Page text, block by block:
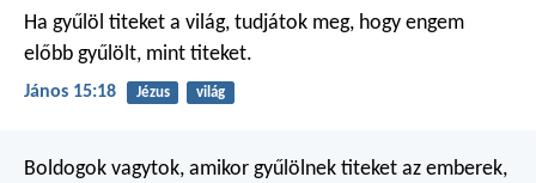
Ha gyűlöl titeket a világ, tudjátok meg, hogy engem
előbb gyűlölt, mint titeket.
János 15:18 Jézus világ
Boldogok vagytok, amikor gyűlölnek titeket az emberek,